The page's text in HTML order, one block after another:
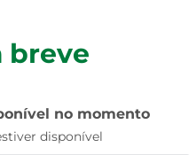
breve
no momento
disponível